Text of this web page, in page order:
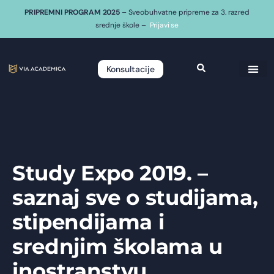
PRIPREMNI PROGRAM 2025 – Sveobuhvatne pripreme za 3. razred
srednje škole – Prijavi se
Konsultacije
Study Expo 2019. –
saznaj sve o studijama,
stipendijama i
srednjim školama u